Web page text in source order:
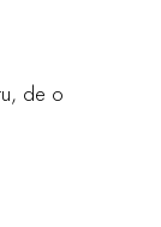
de o